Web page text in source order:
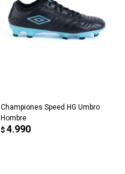
Championes Speed HG Umbro
Hombre
$ 4.990